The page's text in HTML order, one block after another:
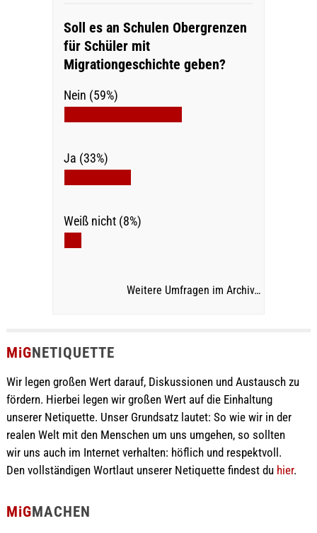
Soll es an Schulen Obergrenzen
für Schüler mit
Migrationgeschichte geben?
Nein (59%)
Ja (33%)
Weiß nicht (8%)
Weitere Umfragen im Archiv…
MiGNETIQUETTE
Wir legen großen Wert darauf, Diskussionen und Austausch zu
fördern. Hierbei legen wir großen Wert auf die Einhaltung
unserer Netiquette. Unser Grundsatz lautet: So wie wir in der
realen Welt mit den Menschen um uns umgehen, so sollten
wir uns auch im Internet verhalten: höflich und respektvoll.
Den vollständigen Wortlaut unserer Netiquette findest du hier.
MiGMACHEN